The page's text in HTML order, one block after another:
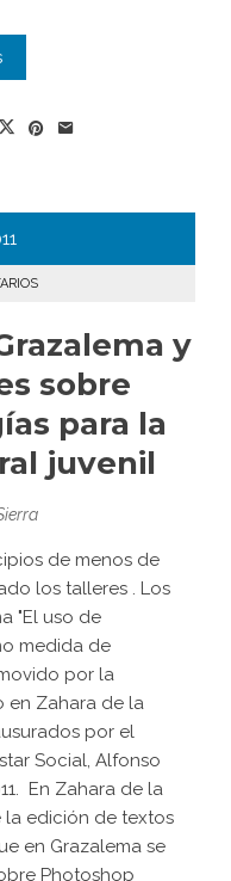
y
sobre
para la
juvenil
de menos de
los talleres . Los
"El uso de
medida de
por la
en Zahara de la
por el
Social, Alfonso
En Zahara de la
la edición de textos
en Grazalema se
Photoshop